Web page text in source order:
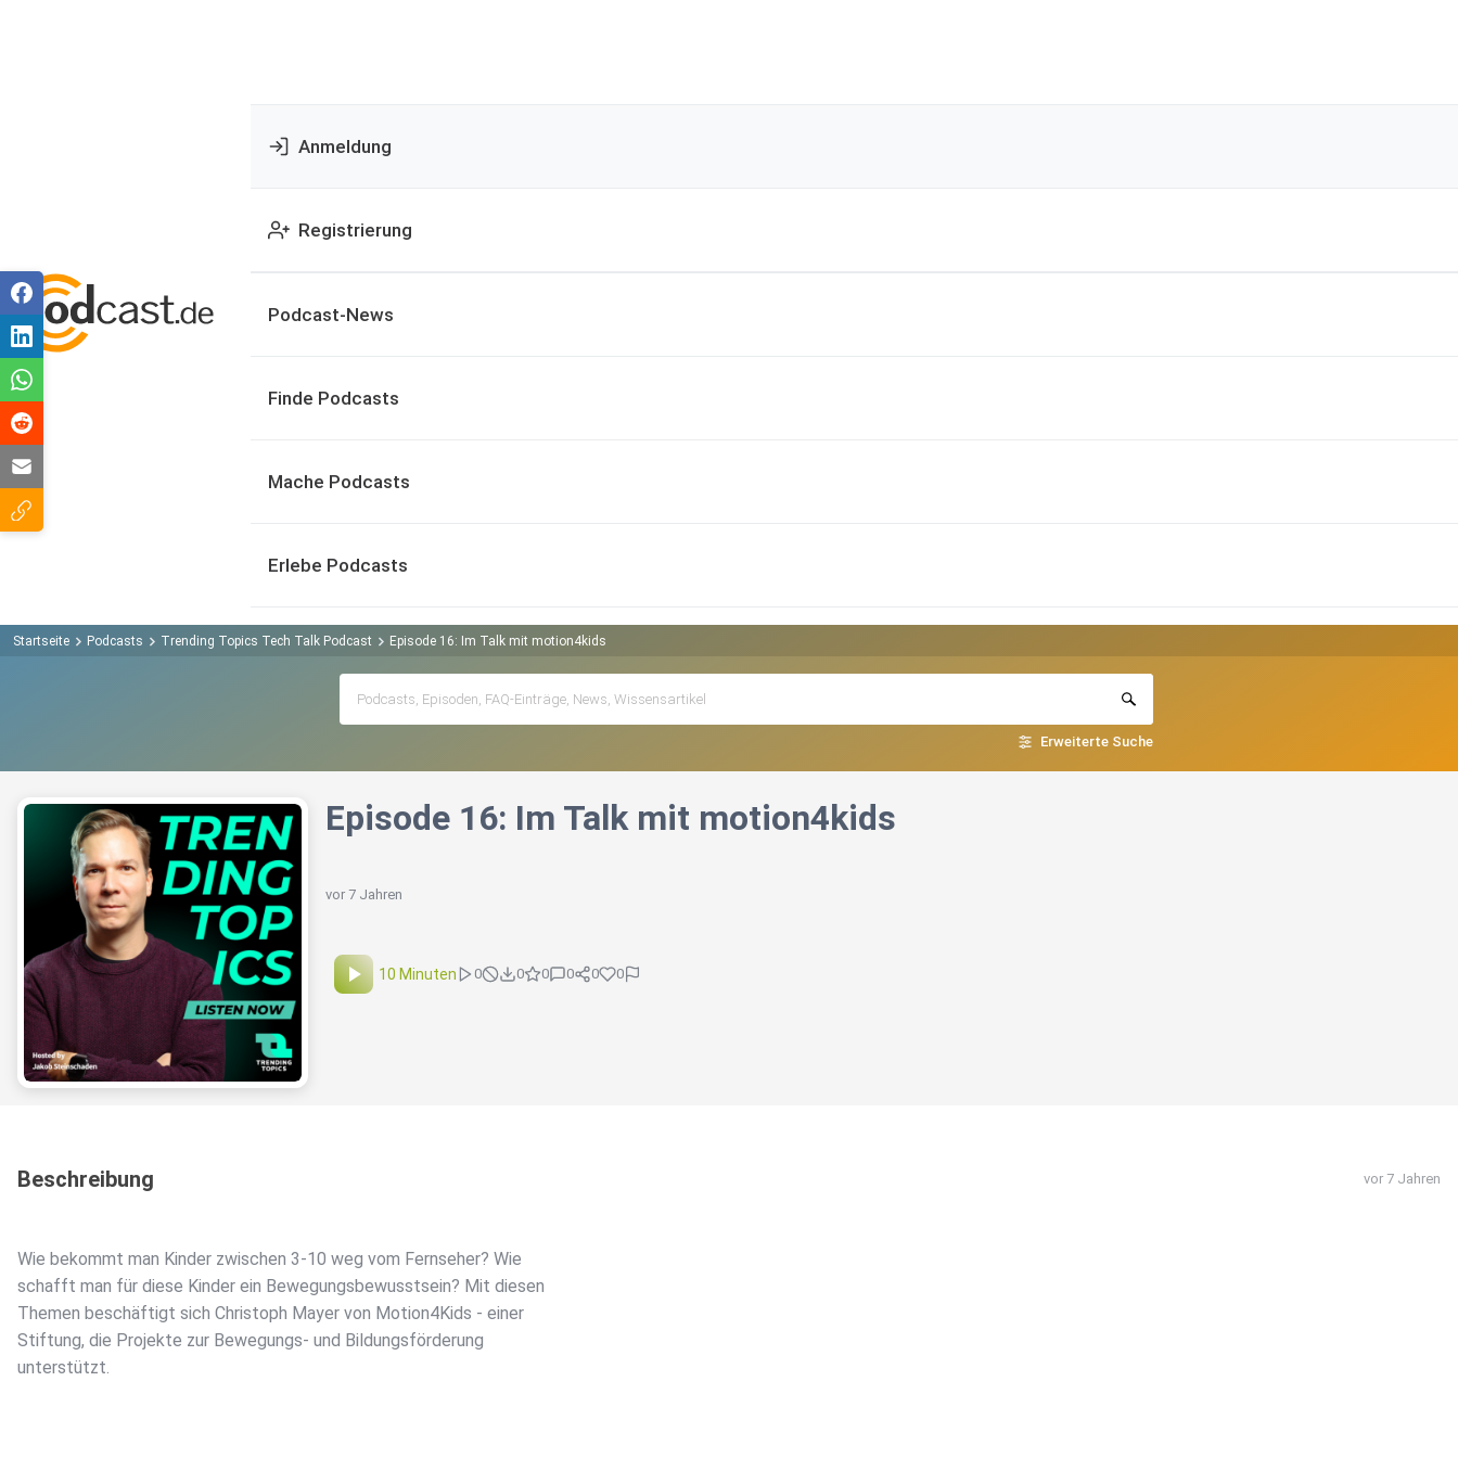
Anmeldung
Registrierung
Podcast-News
Finde Podcasts
Mache Podcasts
Erlebe Podcasts
Startseite Podcasts Trending Topics Tech Talk Podcast Episode 16: Im Talk mit motion4kids
Erweiterte Suche
Episode 16: Im Talk mit motion4kids
vor 7 Jahren
10 Minuten 0 0 0 0 0 0
Beschreibung vor 7 Jahren
Wie bekommt man Kinder zwischen 3-10 weg vom Fernseher? Wie
schafft man für diese Kinder ein Bewegungsbewusstsein? Mit diesen
Themen beschäftigt sich Christoph Mayer von Motion4Kids - einer
Stiftung, die Projekte zur Bewegungs- und Bildungsförderung
unterstützt.